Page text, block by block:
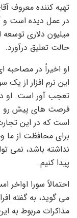
تهیه کننده معروف
میلیون دلاری توسعه
حالت تعلیق درآورد.
او اخیراً در
این نرم افزار از
تعجب آور است. او در
فرصت های پیش رو
است که در این
برای محافظت از ما
نداشته باشد، نمی
پیدا کنیم.
احتمالاً سورا
مذاکرات مربوط به